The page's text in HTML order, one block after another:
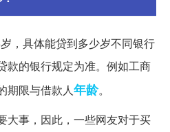
，具体能贷到多少岁不同银行
款的银行规定为准。例如工商
期限与借款人年龄。
大事，因此，一些网友对于买